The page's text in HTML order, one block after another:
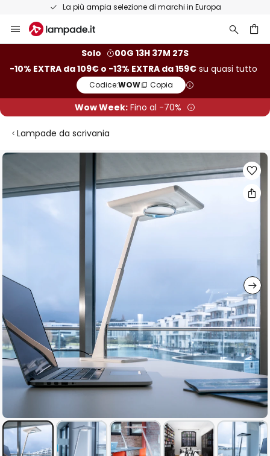
La più ampia selezione di marchi in Europa
Salta
al
Solo
00G 13H 37M 26S
-10% EXTRA da 109€ o -13% EXTRA da 159€ su quasi tutto
Codice:WOW Copia
Wow Week: Fino al -70%
Lampade da scrivania
Vai
fine